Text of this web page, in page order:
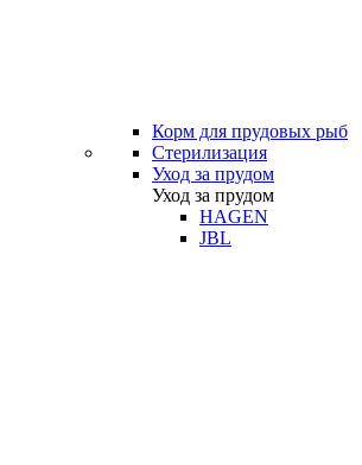
Корм для прудовых рыб
Стерилизация
Уход за прудом
Уход за прудом
HAGEN
JBL